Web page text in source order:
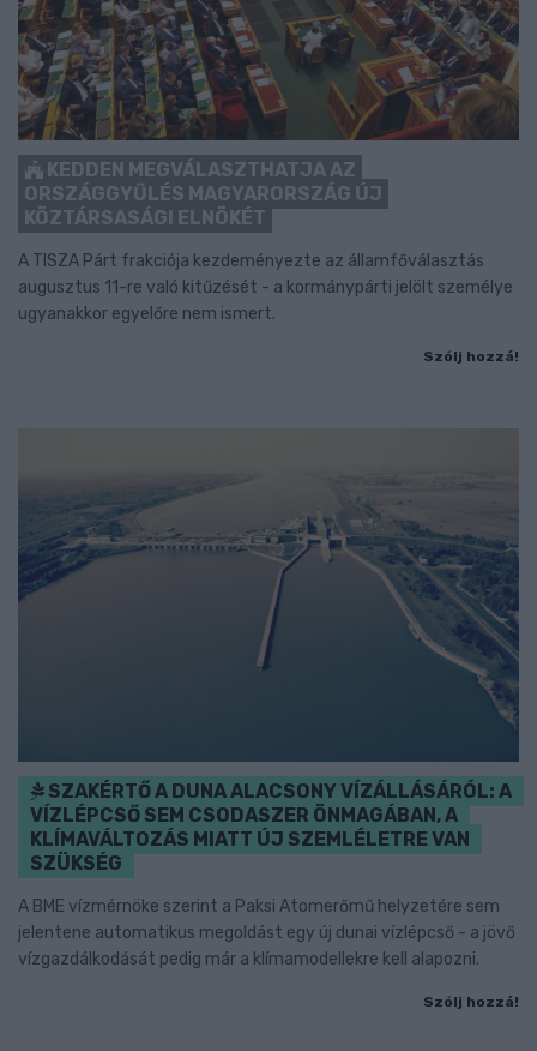
KEDDEN MEGVÁLASZTHATJA AZ
ORSZÁGGYŰLÉS MAGYARORSZÁG ÚJ
KÖZTÁRSASÁGI ELNÖKÉT
A TISZA Párt frakciója kezdeményezte az államfőválasztás
augusztus 11-re való kitűzését - a kormánypárti jelölt személye
ugyanakkor egyelőre nem ismert.
Szólj hozzá!
SZAKÉRTŐ A DUNA ALACSONY VÍZÁLLÁSÁRÓL: A
VÍZLÉPCSŐ SEM CSODASZER ÖNMAGÁBAN, A
KLÍMAVÁLTOZÁS MIATT ÚJ SZEMLÉLETRE VAN
SZÜKSÉG
A BME vízmérnöke szerint a Paksi Atomerőmű helyzetére sem
jelentene automatikus megoldást egy új dunai vízlépcső - a jövő
vízgazdálkodását pedig már a klímamodellekre kell alapozni.
Szólj hozzá!